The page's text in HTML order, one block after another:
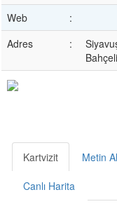
Web
:
Adres
:
Kartvizit Metin
Canlı Harita